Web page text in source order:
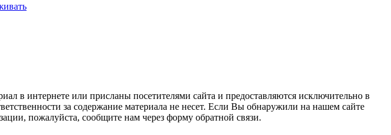
в интернете или присланы посетителями сайта и предоставляются исключительно в
за содержание материала не несет. Если Вы обнаружили на нашем сайте
пожалуйста, сообщите нам через форму обратной связи.